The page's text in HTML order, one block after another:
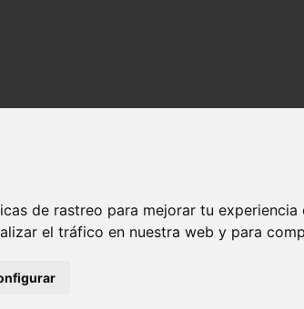
de rastreo para mejorar tu
el tráfico en nuestra web y para